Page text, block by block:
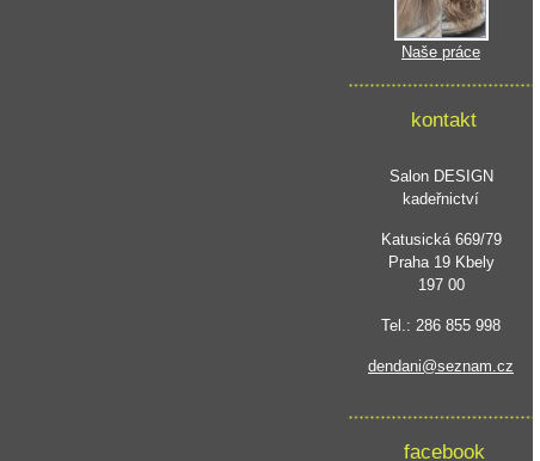
Naše práce
kontakt
Salon DESIGN
kadeřnictví
Katusická 669/79
Praha 19 Kbely
197 00
Tel.: 286 855 998
dendani@seznam.cz
facebook